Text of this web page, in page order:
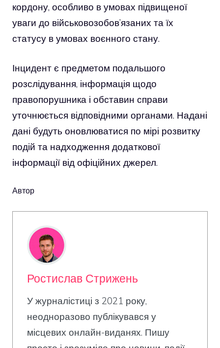
кордону, особливо в умовах підвищеної
уваги до військовозобов’язаних та їх
статусу в умовах воєнного стану.
Інцидент є предметом подальшого
розслідування, інформація щодо
правопорушника і обставин справи
уточнюється відповідними органами. Надані
дані будуть оновлюватися по мірі розвитку
подій та надходження додаткової
інформації від офіційних джерел.
Автор
Ростислав Стрижень
У журналістиці з 2021 року,
неодноразово публікувався у
місцевих онлайн-виданях. Пишу